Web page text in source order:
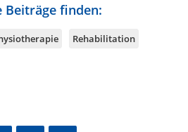
Beiträge finden:
Rehabilitation